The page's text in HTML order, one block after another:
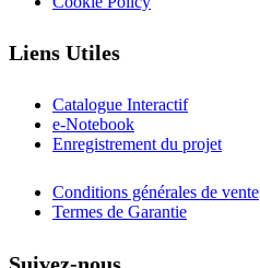
Liens Utiles
Catalogue Interactif
e-Notebook
Enregistrement du projet
Conditions générales de vente
Termes de Garantie